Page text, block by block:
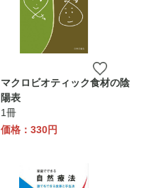
マクロビオティック食材の陰
陽表
1冊
価格：330円